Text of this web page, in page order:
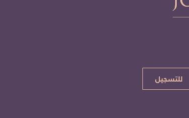
للتسجيل